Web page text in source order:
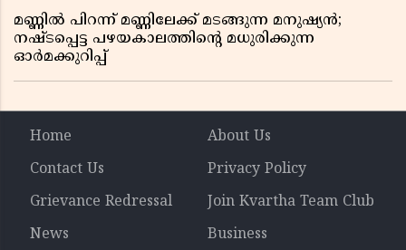
മണ്ണിൽ പിറന്ന് മണ്ണിലേക്ക് മടങ്ങുന്ന മനുഷ്യൻ;
നഷ്ടപ്പെട്ട പഴയകാലത്തിൻ്റെ മധുരിക്കുന്ന
ഓർമക്കുറിപ്പ്
Home
About Us
Contact Us
Privacy Policy
Grievance Redressal
Join Kvartha Team Club
News
Business